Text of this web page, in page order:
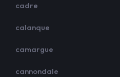
cadre
calanque
camargue
cannondale